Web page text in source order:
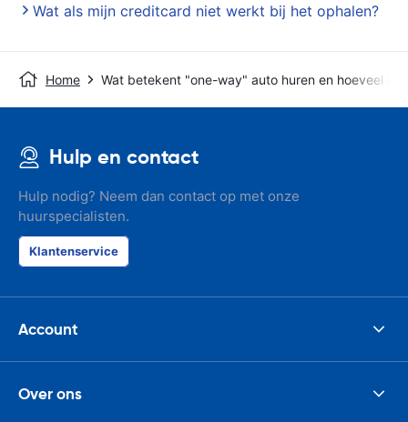
Wat als mijn creditcard niet werkt bij het ophalen?
Home Wat betekent "one-way" auto huren en hoeveel
Hulp en contact
Hulp nodig? Neem dan contact op met onze
huurspecialisten.
Klantenservice
Account
Over ons